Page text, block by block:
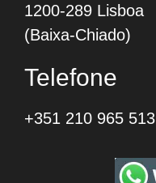
1200-289 Lisboa
(Baixa-Chiado)
Telefone
+351 210 965 513